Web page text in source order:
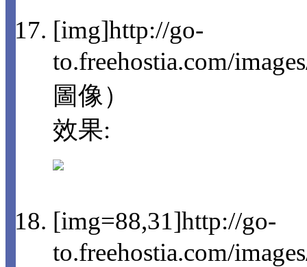
[img]http://go-
to.freehostia.com/
圖像）
效果:
[img=88,31]http://go-
to.freehostia.com/